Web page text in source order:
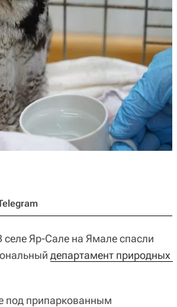
селе Яр-Сале на Ямале спасли
департамент природных
под припаркованным